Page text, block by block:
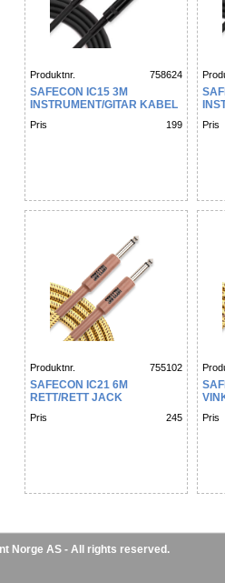
Produktnr. 758624
SAFECON IC15 3M
INSTRUMENT/GITAR KABEL
Pris 199 Pris
Produktnr. 755102
SAFECON IC21 6M
RETT/RETT JACK
TWEED
Pris 245 Pris
Norge AS - All rights reserved.